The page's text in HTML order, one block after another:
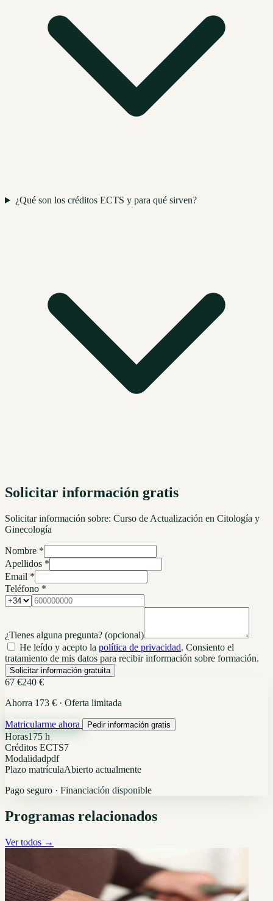
¿Qué son los créditos ECTS y para qué sirven?
Solicitar información gratis
Solicitar información sobre: Curso de Actualización en Citología y
Ginecología
Nombre *
Apellidos *
Email *
Teléfono *
¿Tienes alguna pregunta? (opcional)
He leído y acepto la política de privacidad. Consiento el
tratamiento de mis datos para recibir información sobre formación.
Solicitar información gratuita
67 €240 €
Ahorra 173 € · Oferta limitada
Matricularme ahora Pedir información gratis
Horas175 h
Créditos ECTS7
Modalidadpdf
Plazo matrículaAbierto actualmente
Pago seguro · Financiación disponible
Programas relacionados
Ver todos →